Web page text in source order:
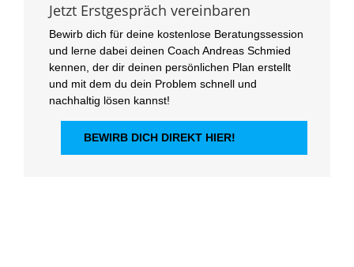
Jetzt Erstgespräch vereinbaren
Bewirb dich für deine kostenlose Beratungssession
und lerne dabei deinen Coach Andreas Schmied
kennen, der dir deinen persönlichen Plan erstellt
und mit dem du dein Problem schnell und
nachhaltig lösen kannst!
BEWIRB DICH DIREKT HIER!